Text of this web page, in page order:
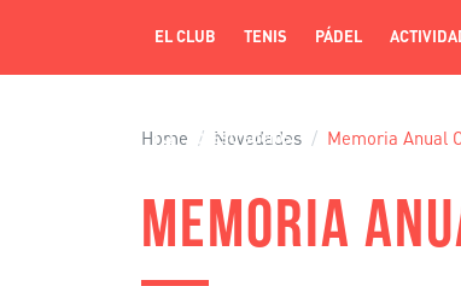
EL CLUB TENIS PÁDEL
ACCESO SOCIOS
Home Novedades Memoria Anual
MEMORIA